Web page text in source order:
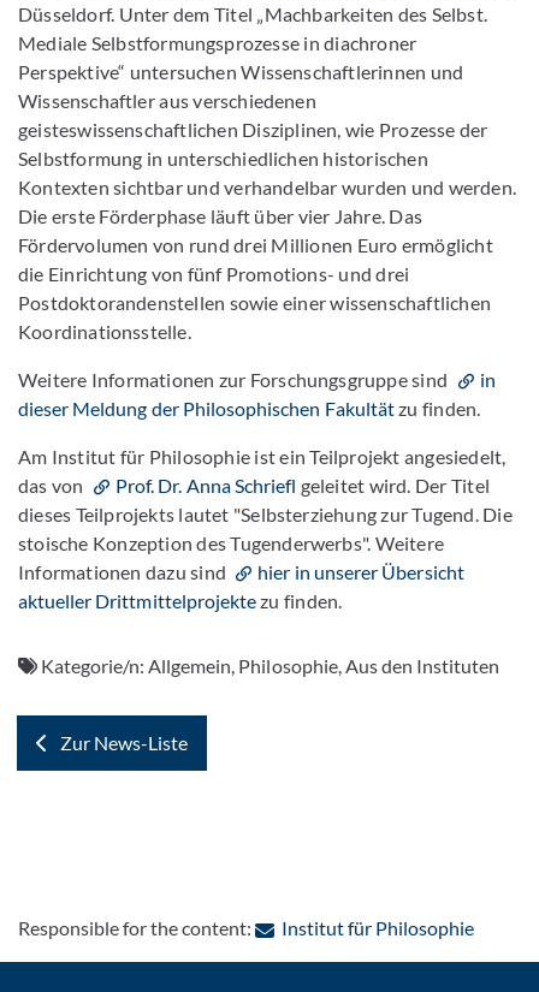
Düsseldorf. Unter dem Titel „Machbarkeiten des Selbst.
Mediale Selbstformungsprozesse in diachroner
Perspektive“ untersuchen Wissenschaftlerinnen und
Wissenschaftler aus verschiedenen
geisteswissenschaftlichen Disziplinen, wie Prozesse der
Selbstformung in unterschiedlichen historischen
Kontexten sichtbar und verhandelbar wurden und werden.
Die erste Förderphase läuft über vier Jahre. Das
Fördervolumen von rund drei Millionen Euro ermöglicht
die Einrichtung von fünf Promotions- und drei
Postdoktorandenstellen sowie einer wissenschaftlichen
Koordinationsstelle.
Weitere Informationen zur Forschungsgruppe sind
in
dieser Meldung der Philosophischen Fakultätzu finden.
Am Institut für Philosophie ist ein Teilprojekt angesiedelt,
das von
Prof. Dr. Anna Schriefl geleitet wird. Der Titel
dieses Teilprojekts lautet "Selbsterziehung zur Tugend. Die
stoische Konzeption des Tugenderwerbs". Weitere
Informationen dazu sind
hier in unserer Übersicht
aktueller Drittmittelprojektezu finden.
Kategorie/n:Allgemein, Philosophie, Aus den Instituten
Zur News-Liste
Responsible for the content: Institut für Philosophie: